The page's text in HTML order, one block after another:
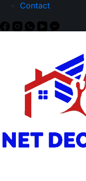
Contact